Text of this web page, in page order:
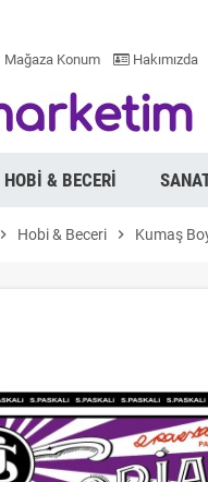
Mağaza Konum Hakımızda
HOBI & BECERI
chevron_right Hobi & Beceri chevron_right Kumaş